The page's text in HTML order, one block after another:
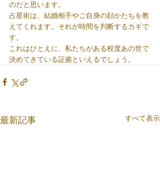
のだと思います。
占星術は、結婚相手やご自身の顔かたちを教
えてくれます。それが時間を判断するカギで
す。
これはひとえに、私たちがある程度あの世で
決めてきている証拠といえるでしょう。
最新記事 すべて表示